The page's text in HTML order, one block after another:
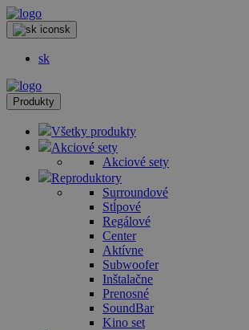
sk
sk
Produkty
Všetky produkty
Akciové sety
Akciové sety
Reproduktory
Surroundové
Stĺpové
Regálové
Center
Aktívne
Subwoofer
Inštalačne
Prenosné
SoundBar
Kino set